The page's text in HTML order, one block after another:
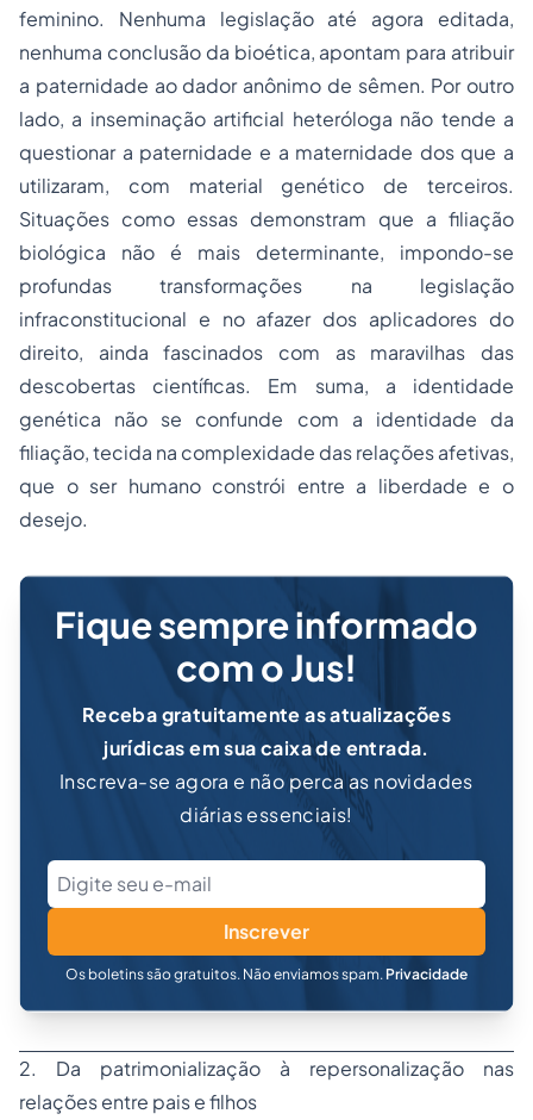
feminino. Nenhuma legislação até agora editada,
nenhuma conclusão da bioética, apontam para atribuir
a paternidade ao dador anônimo de sêmen. Por outro
lado, a inseminação artificial heteróloga não tende a
questionar a paternidade e a maternidade dos que a
utilizaram, com material genético de terceiros.
Situações como essas demonstram que a filiação
biológica não é mais determinante, impondo-se
profundas transformações na legislação
infraconstitucional e no afazer dos aplicadores do
direito, ainda fascinados com as maravilhas das
descobertas científicas. Em suma, a identidade
genética não se confunde com a identidade da
filiação, tecida na complexidade das relações afetivas,
que o ser humano constrói entre a liberdade e o
desejo.
Fique sempre informado
com o Jus!
Receba gratuitamente as atualizações
jurídicas em sua caixa de entrada.
Inscreva-se agora e não perca as novidades
diárias essenciais!
Inscrever
Os boletins são gratuitos. Não enviamos spam. Privacidade
2. Da patrimonialização à repersonalização nas
relações entre pais e filhos